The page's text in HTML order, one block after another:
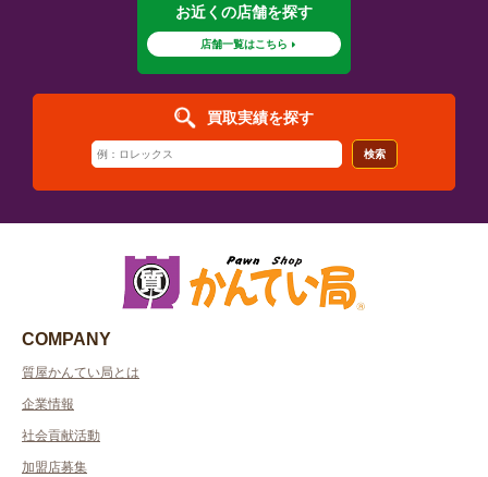
お近くの店舗を探す
店舗一覧はこちら
買取実績を探す
検索
COMPANY
質屋かんてい局とは
企業情報
社会貢献活動
加盟店募集